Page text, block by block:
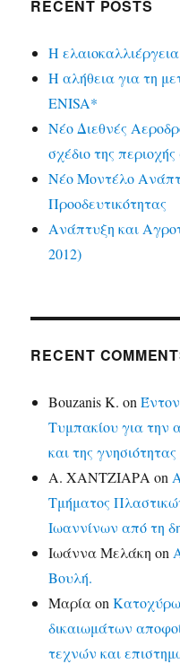
RECENT POSTS
Η
Η αλήθεια για τη
ENISA*
Νέο Διεθνές
σχέδιο της
Νέο Μοντέλο
Προοδευτικότητας
Ανάπτυξη και
2012)
RECENT
Bouzanis K. on
Τυμπακίου για την
και της
Α. ΧΑΝΤΖΙΑΡΑ on
Τμήματος
Ιωαννίνων από τη
Ιωάννα Μελάκη on
Βουλή.
Μαρίαon
δικαιωμάτων
τεχνών και